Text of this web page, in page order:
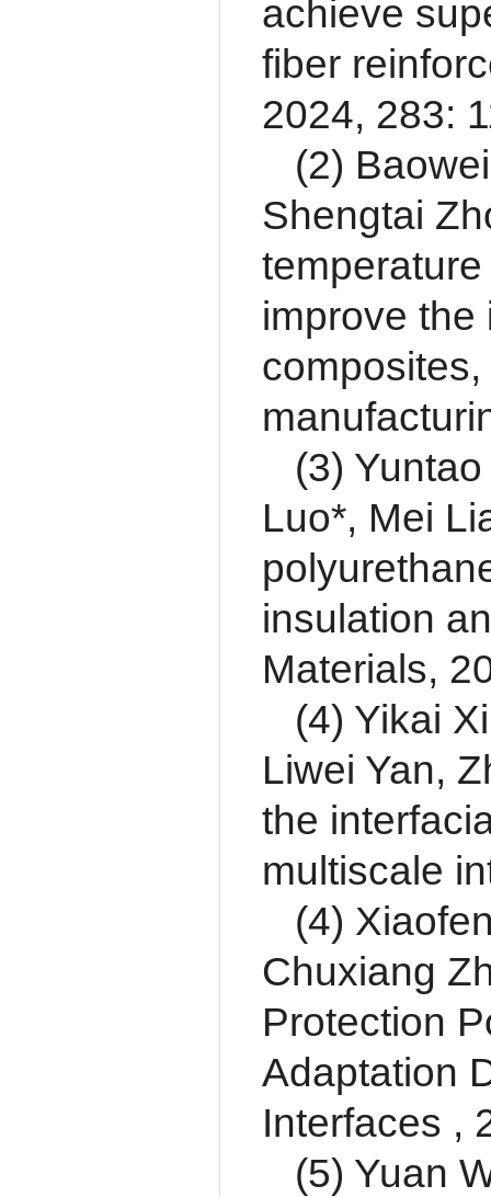
achieve
fiber
2024, 283:
(2)
Shengtai
improve the
(3)
Luo*, Mei
insulation
Materials,
(4) Yikai
Liwei Yan,
the
multiscale
(4)
Chuxiang
Protection
Adaptation
Interfaces ,
(5) Yuan